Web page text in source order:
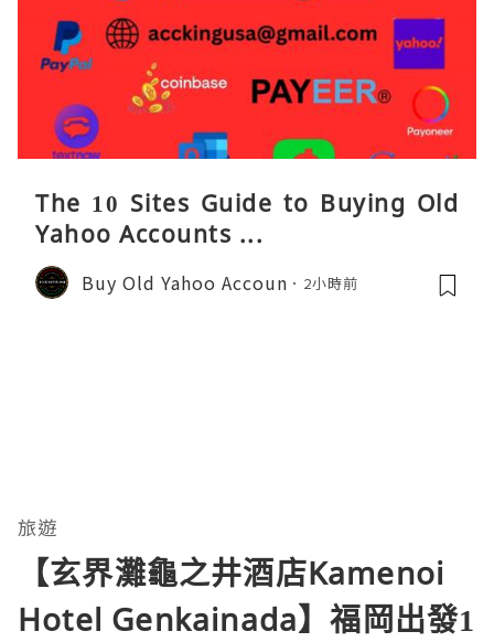
The 10 Sites Guide to Buying Old
Yahoo Accounts ...
Buy Old Yahoo Accoun 2小時前
旅遊
【玄界灘龜之井酒店Kamenoi
Hotel Genkainada】福岡出發1